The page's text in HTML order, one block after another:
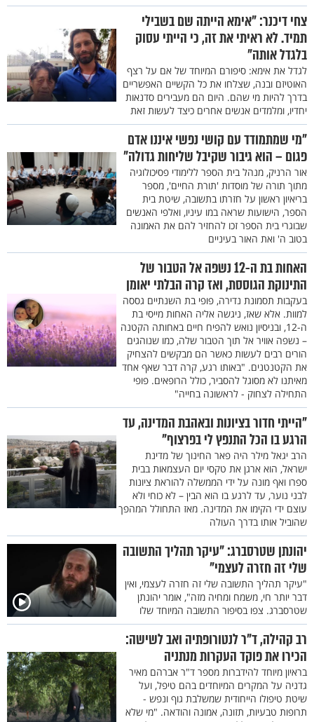
צחי דיכנר: "אימא הייתה שם בשבילי
תמיד. לא ראיתי את זה, כי הייתי עסוק
בלגדל אותה"
לגדל את אימא: סיפורם המיוחד של אם על רצף
האוטיזם ובנה, שצלחו את כל הקשיים האפשריים
בדרך להיות מי שהם. היום הם מעבירים סדנאות
יחדיו, ומלמדים אנשים אחרים כיצד לעשות זאת
"מי שמתמודד עם קושי נפשי איננו אדם
פגום – הוא גיבור שקיבל שליחות גדולה"
אור הרניק, מנהל בית הספר ללימודי פסיכולוגיה
מתוך תורה של מוסדות 'תורת החיים', מספר
בריאיון ראשון על חזרתו בתשובה, שיטת בית
הספר, הישועות שראה במו עיניו, ואלפי האנשים
שבוגרי בית הספר זכו להחזיר להם את האמונה
בטוב ה' ואת האור בעיניים
האחות בת ה-12 נשפה אל הטבור של
התינוקת הגוססת, ואז קרה הבלתי יאומן
בעקבות תסמונת נדירה, פופי בת השנתיים גססה
למוות. אלא שאז, ניגשה אליה האחות מייסי בת
ה-12, ובניסיון נואש להפיח חיים באחותה הקטנה
– נשפה אוויר אל תוך הטבור שלה, כמו שנוהגים
הורים רבים לעשות כאשר הם מבקשים להצחיק
את הקטנטנים. "באותו רגע, קרה דבר שאף אחד
מאיתנו לא מסוגל להסביר, כולל הרופאים. פופי
התחילה לצחוק - לראשונה בחייה"
"הייתי חדור בציונות ובאהבת המדינה, עד
הרגע בו הכל התנפץ לי בפרצוף"
הרב יגאל מילר היה פאר החינוך של מדינת
ישראל, הוא ארגן את טקסי יום העצמאות בבית
ספרו ואף מונה על ידי הממשלה להוראת ציונות
לבני נוער, עד לרגע בו הוא הבין – לא כוחי ולא
עוצם ידי הקימו את המדינה. מאז התחולל המהפך
שהוביל אותו בדרך העולה
יהונתן שטרסברג: "עיקר תהליך התשובה
שלי זה חזרה לעצמי"
"עיקר תהליך התשובה שלי זה חזרה לעצמי, ואין
דבר יותר חי, משמח ומחיה מזה", אומר יהונתן
שטרסברג. צפו בסיפור התשובה המיוחד שלו
רב קהילה, ד"ר לנטורופתיה ואב לשישה:
הכירו את פוקד העקרות מנתניה
בראיון מיוחד להידברות מספר ד"ר אברהם מאיר
גדניה על המקרים המיוחדים בהם טיפל, ועל
שיטת טיפולו הייחודית שמשלבת גוף ונפש -
תרופות טבעיות, תזונה, אמונה והודאה. "מי שלא